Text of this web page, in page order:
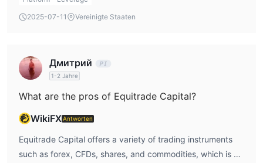
2025-07-11
Vereinigte Staaten
Дмитрий
1-2 Jahre
What are the pros of Equitrade Capital?
WikiFXAntworten
Equitrade Capital offers a variety of trading instruments
such as forex, CFDs, shares, and commodities, which is a